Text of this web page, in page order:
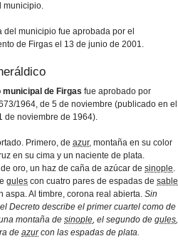
municipio.
del municipio fue aprobada por el
de Firgas el 13 de junio de 2001.
municipal de Firgas fue aprobado por
1964, de 5 de noviembre (publicado en el
de noviembre de 1964).
Primero, de azur, montaña en su color
en su cima y un naciente de plata.
oro, un haz de caña de azúcar de sinople.
gules con cuatro pares de espadas de sable
aspa. Al timbre, corona real abierta. Sin
Decreto describe el primer cuartel como de
montaña de sinople, el segundo de gules,
de azurcon las espadas de plata.